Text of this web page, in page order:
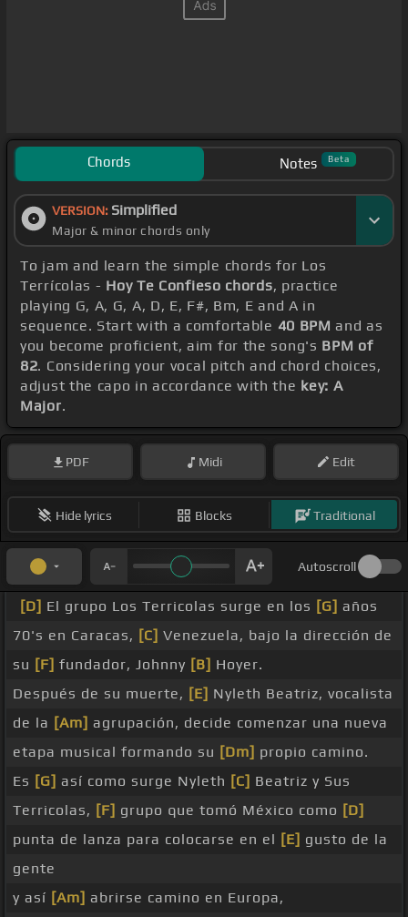
Chords Notes Beta
VERSION: Simplified
Major & minor chords only
To jam and learn the simple chords for Los
Terrícolas - Hoy Te Confieso chords, practice
playing G, A, G, A, D, E, F#, Bm, E and A in
sequence. Start with a comfortable 40 BPM and as
you become proficient, aim for the song's BPM of
82. Considering your vocal pitch and chord choices,
adjust the capo in accordance with the key: A
Major.
PDF Midi Edit
Hide lyrics Blocks Traditional
Autoscroll
[D] El grupo Los Terricolas surge en los [G] años
70's en Caracas, [C] Venezuela, bajo la dirección de
su [F] fundador, Johnny [B] Hoyer.
Después de su muerte, [E] Nyleth Beatriz, vocalista
de la [Am] agrupación, decide comenzar una nueva
etapa musical formando su [Dm] propio camino.
Es [G] así como surge Nyleth [C] Beatriz y Sus
Terricolas, [F] grupo que tomó México como [D]
punta de lanza para colocarse en el [E] gusto de la
gente
y así [Am] abrirse camino en Europa,